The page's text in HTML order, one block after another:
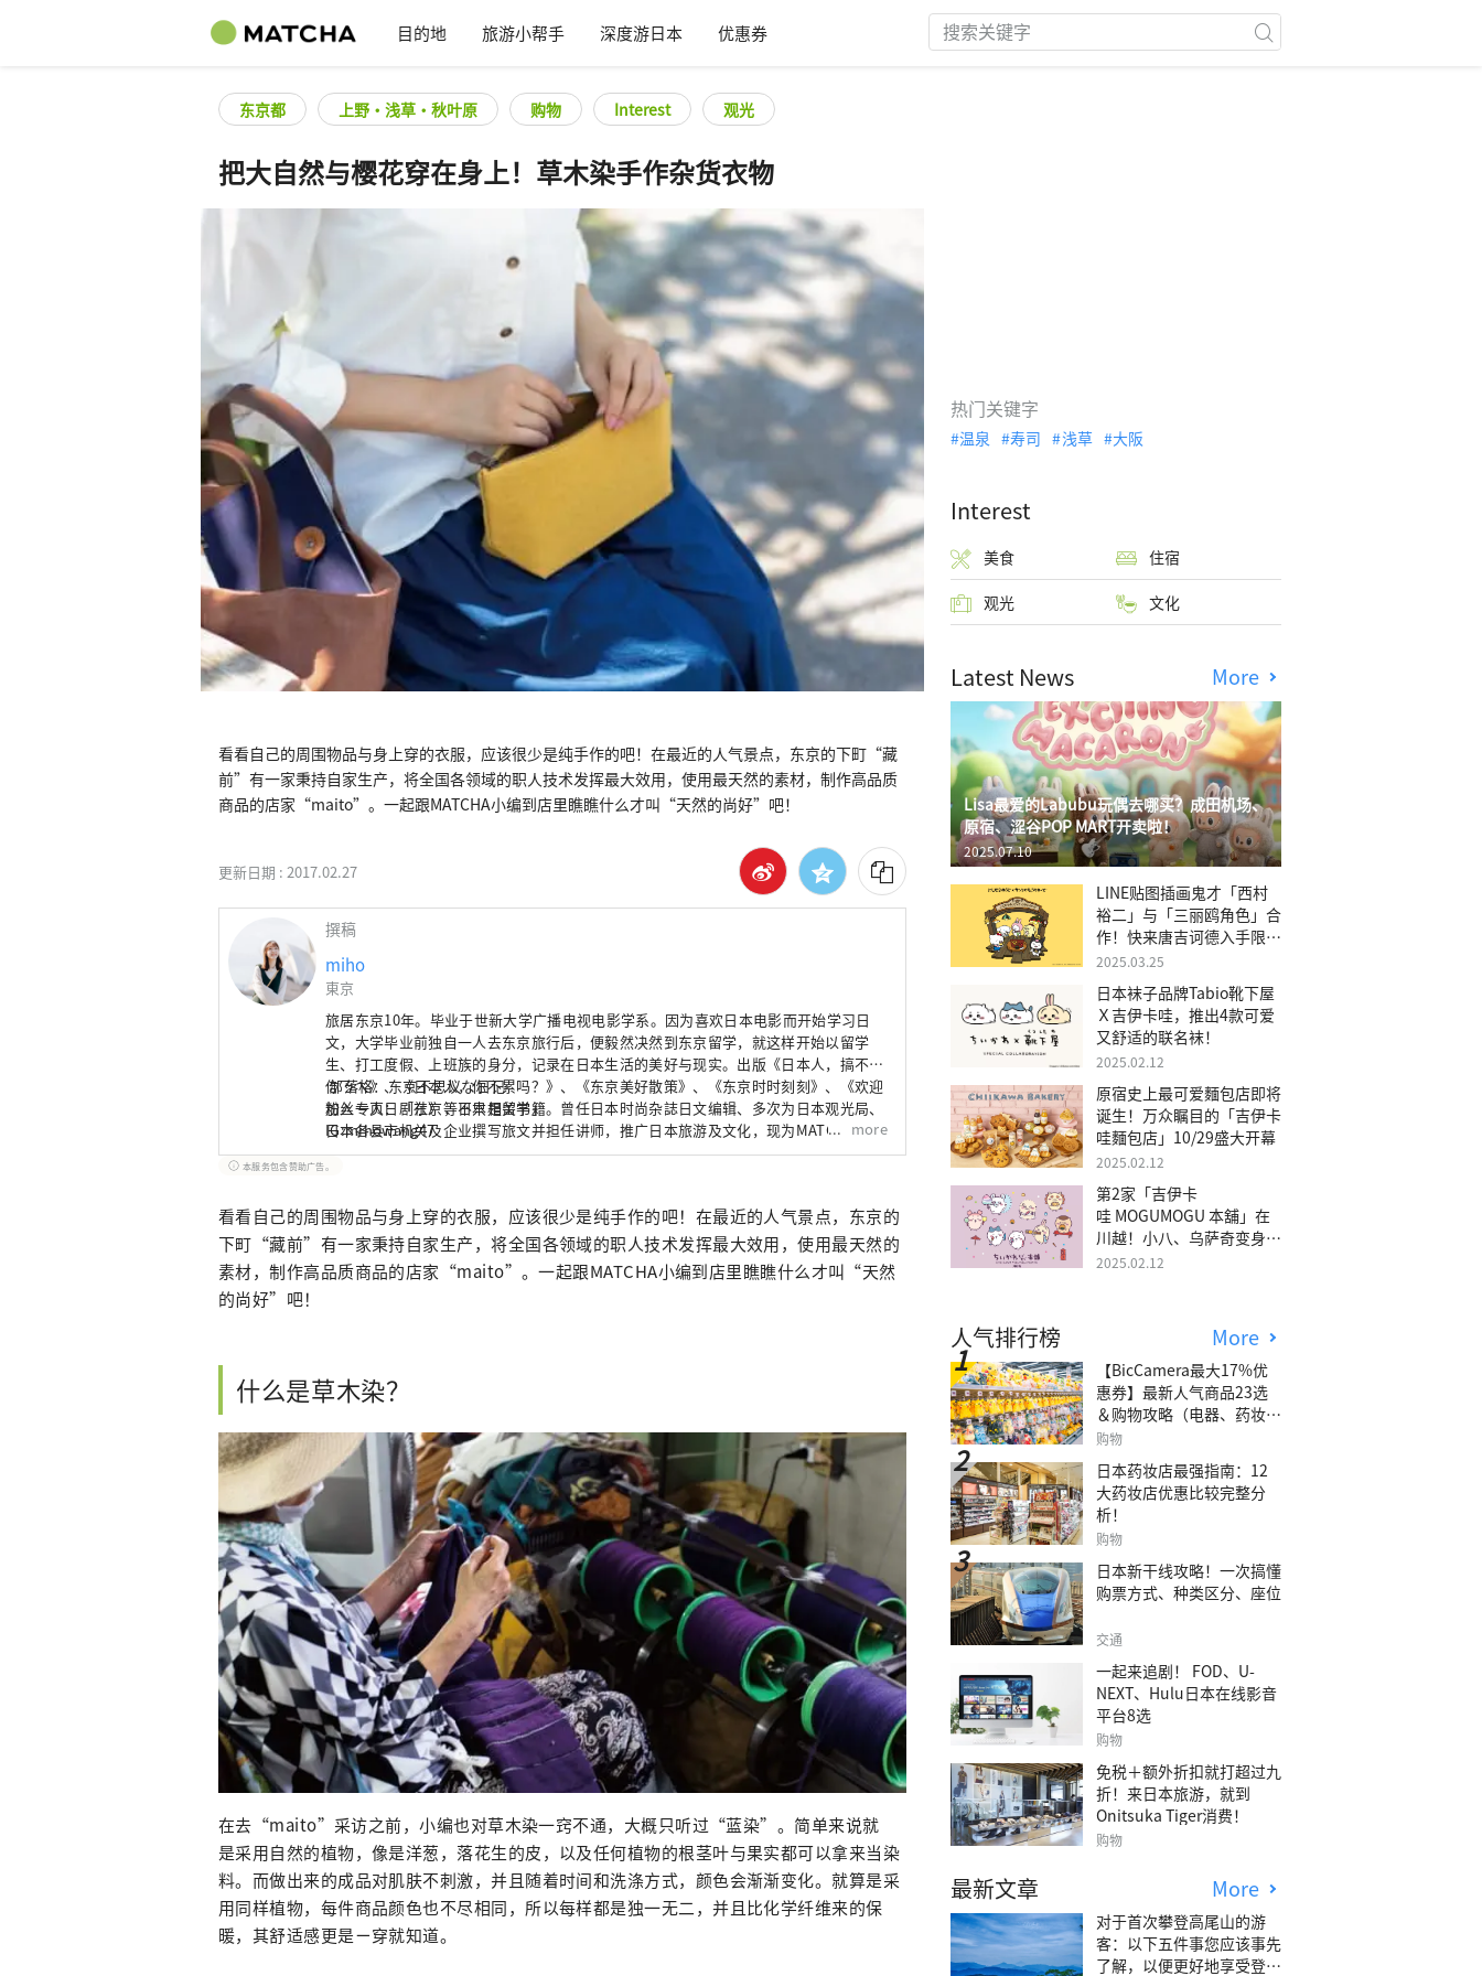
目的地 旅游小帮手 深度游日本 优惠券
东京都 上野・浅草・秋叶原 购物 Interest 观光
把大自然与樱花穿在身上！草木染手作杂货衣物
看看自己的周围物品与身上穿的衣服，应该很少是纯手作的吧！在最近的人气景点，东京的下町“藏
前”有一家秉持自家生产，将全国各领域的职人技术发挥最大效用，使用最天然的素材，制作高品质
商品的店家“maito”。一起跟MATCHA小编到店里瞧瞧什么才叫“天然的尚好”吧！
更新日期 : 2017.02.27
撰稿
miho
東京
旅居东京10年。毕业于世新大学广播电视电影学系。因为喜欢日本电影而开始学习日
文，大学毕业前独自一人去东京旅行后，便毅然决然到东京留学，就这样开始以留学
生、打工度假、上班族的身分，记录在日本生活的美好与现实。出版《日本人，搞不懂
你ㄋㄟ》、《日本人，你不累吗？》、《东京美好散策》、《东京时时刻刻》、《欢迎
加入一人日剧社》等日本相关书籍。曾任日本时尚杂誌日文编辑、多次为日本观光局、
日本各县市机关及企业撰写旅文并担任讲师，推广日本旅游及文化，现为MATCHA繁体
版总编辑。
部落格：东京不思议な日记
粉丝专页：「东京，不只是留学」
IG:mihowang47
more
本服务包含赞助广告。
看看自己的周围物品与身上穿的衣服，应该很少是纯手作的吧！在最近的人气景点，东京的
下町“藏前”有一家秉持自家生产，将全国各领域的职人技术发挥最大效用，使用最天然的
素材，制作高品质商品的店家“maito”。一起跟MATCHA小编到店里瞧瞧什么才叫“天然
的尚好”吧！
什么是草木染？
在去“maito”采访之前，小编也对草木染一窍不通，大概只听过“蓝染”。简单来说就
是采用自然的植物，像是洋葱，落花生的皮，以及任何植物的根茎叶与果实都可以拿来当染
料。而做出来的成品对肌肤不刺激，并且随着时间和洗涤方式，颜色会渐渐变化。就算是采
用同样植物，每件商品颜色也不尽相同，所以每样都是独一无二，并且比化学纤维来的保
暖，其舒适感更是ㄧ穿就知道。
热门关键字
温泉 寿司 浅草 大阪
Interest
美食 住宿
观光 文化
Latest News More
Lisa最爱的Labubu玩偶去哪买？成田机场、
原宿、涩谷POP MART开卖啦！
2025.07.10
LINE贴图插画鬼才「西村
裕二」与「三丽鸥角色」合
作！快来唐吉诃德入手限量
商品
2025.03.25
日本袜子品牌Tabio靴下屋
Ｘ吉伊卡哇，推出4款可爱
又舒适的联名袜！
2025.02.12
原宿史上最可爱麵包店即将
诞生！万众瞩目的「吉伊卡
哇麵包店」10/29盛大开幕
2025.02.12
第2家「吉伊卡
哇 MOGUMOGU 本舖」在
川越！小八、乌萨奇变身可
爱地瓜！
2025.02.12
人气排行榜 More
【BicCamera最大17%优
惠券】最新人气商品23选
＆购物攻略（电器、药妆、
玩具等）
购物
日本药妆店最强指南：12
大药妆店优惠比较完整分
析！
购物
日本新干线攻略！一次搞懂
购票方式、种类区分、座位
交通
一起来追剧！ FOD、U-
NEXT、Hulu日本在线影音
平台8选
购物
免税＋额外折扣就打超过九
折！来日本旅游，就到
Onitsuka Tiger消费！
购物
最新文章 More
对于首次攀登高尾山的游
客：以下五件事您应该事先
了解，以便更好地享受登山